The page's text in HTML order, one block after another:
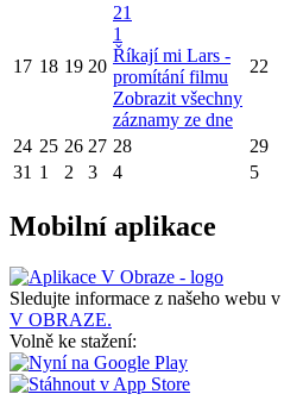
17 18 19 20
21
1
Říkají mi Lars -
promítání filmu
Zobrazit všechny
záznamy ze dne
22
24 25 26 27 28 29
31 1 2 3 4 5
Mobilní aplikace
Sledujte informace z našeho webu v
V OBRAZE.
Volně ke stažení: